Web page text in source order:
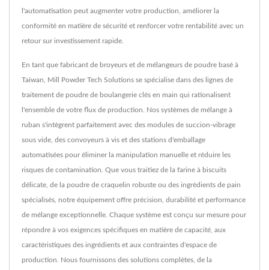
l'automatisation peut augmenter votre production, améliorer la
conformité en matière de sécurité et renforcer votre rentabilité avec un
retour sur investissement rapide.
En tant que fabricant de broyeurs et de mélangeurs de poudre basé à
Taïwan, Mill Powder Tech Solutions se spécialise dans des lignes de
traitement de poudre de boulangerie clés en main qui rationalisent
l'ensemble de votre flux de production. Nos systèmes de mélange à
ruban s'intègrent parfaitement avec des modules de succion-vibrage
sous vide, des convoyeurs à vis et des stations d'emballage
automatisées pour éliminer la manipulation manuelle et réduire les
risques de contamination. Que vous traitiez de la farine à biscuits
délicate, de la poudre de craquelin robuste ou des ingrédients de pain
spécialisés, notre équipement offre précision, durabilité et performance
de mélange exceptionnelle. Chaque système est conçu sur mesure pour
répondre à vos exigences spécifiques en matière de capacité, aux
caractéristiques des ingrédients et aux contraintes d'espace de
production. Nous fournissons des solutions complètes, de la